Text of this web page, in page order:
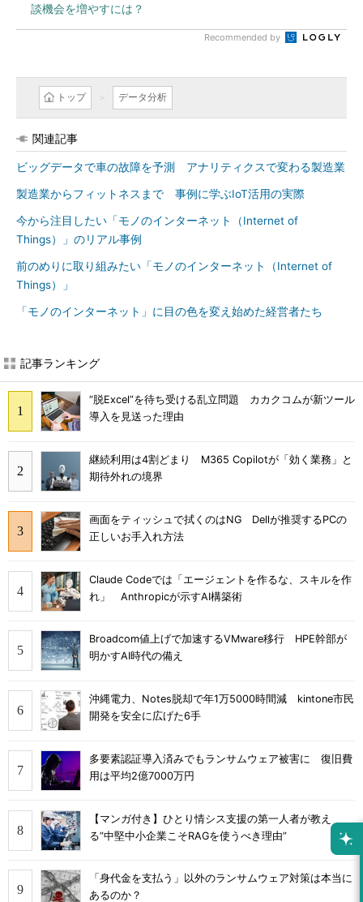
談機会を増やすには？
Recommended by
トップ データ分析
関連記事
ビッグデータで車の故障を予測 アナリティクスで変わる製造業
製造業からフィットネスまで 事例に学ぶIoT活用の実際
今から注目したい「モノのインターネット（Internet of
Things）」のリアル事例
前のめりに取り組みたい「モノのインターネット（Internet of
Things）」
「モノのインターネット」に目の色を変え始めた経営者たち
記事ランキング
“脱Excel”を待ち受ける乱立問題 カカクコムが新ツール
導入を見送った理由
継続利用は4割どまり M365 Copilotが「効く業務」と
期待外れの境界
画面をティッシュで拭くのはNG Dellが推奨するPCの
正しいお手入れ方法
Claude Codeでは「エージェントを作るな、スキルを作
れ」 Anthropicが示すAI構築術
Broadcom値上げで加速するVMware移行 HPE幹部が
明かすAI時代の備え
沖縄電力、Notes脱却で年1万5000時間減 kintone市民
開発を安全に広げた6手
多要素認証導入済みでもランサムウェア被害に 復旧費
用は平均2億7000万円
【マンガ付き】ひとり情シス支援の第一人者が教え
る”中堅中小企業こそRAGを使うべき理由”
「身代金を支払う」以外のランサムウェア対策は本当に
あるのか？